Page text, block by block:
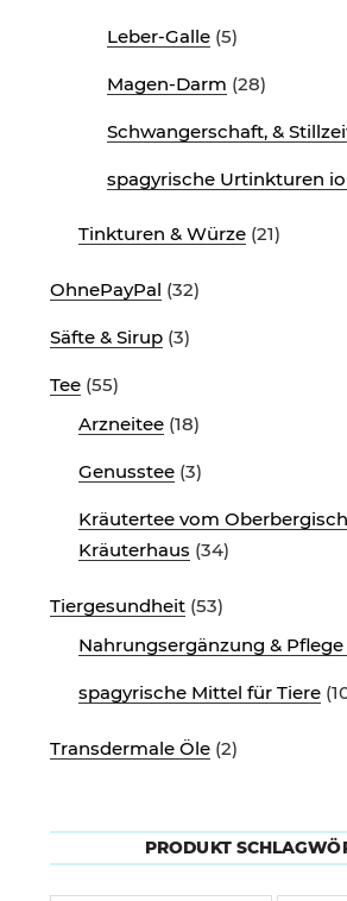
Leber-Galle (5)
Magen-Darm (28)
Schwangerschaft, &
spagyrische Urtinkturen
Tinkturen & Würze (21)
OhnePayPal (32)
Säfte & Sirup (3)
Tee (55)
Arzneitee (18)
Genusstee (3)
Kräutertee vom
Kräuterhaus (34)
Tiergesundheit (53)
Nahrungsergänzung & Pflege
spagyrische Mittel für Tiere
Transdermale Öle (2)
PRODUKT